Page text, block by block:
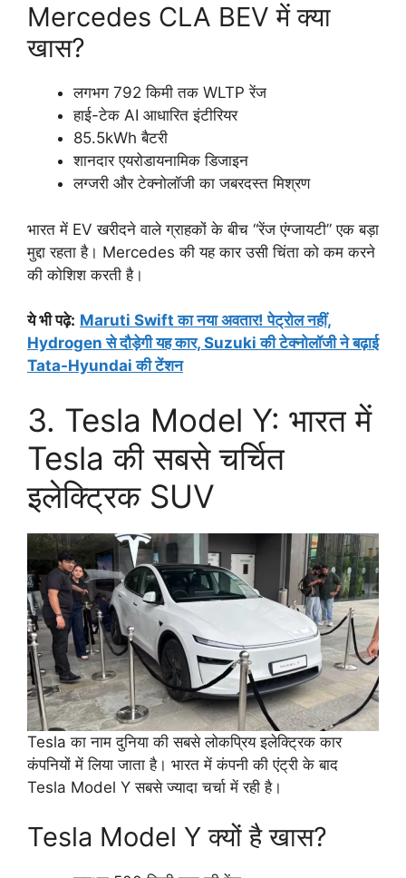
Mercedes CLA BEV में क्या
खास?
लगभग 792 किमी तक WLTP रेंज
हाई-टेक AI आधारित इंटीरियर
85.5kWh बैटरी
शानदार एयरोडायनामिक डिजाइन
लग्जरी और टेक्नोलॉजी का जबरदस्त मिश्रण
भारत में EV खरीदने वाले ग्राहकों के बीच “रेंज एंग्जायटी” एक बड़ा
मुद्दा रहता है। Mercedes की यह कार उसी चिंता को कम करने
की कोशिश करती है।
ये भी पढ़े: Maruti Swift का नया अवतार! पेट्रोल नहीं,
Hydrogen से दौड़ेगी यह कार, Suzuki की टेक्नोलॉजी ने बढ़ाई
Tata-Hyundai की टेंशन
3. Tesla Model Y: भारत में
Tesla की सबसे चर्चित
इलेक्ट्रिक SUV
Tesla का नाम दुनिया की सबसे लोकप्रिय इलेक्ट्रिक कार
कंपनियों में लिया जाता है। भारत में कंपनी की एंट्री के बाद
Tesla Model Y सबसे ज्यादा चर्चा में रही है।
Tesla Model Y क्यों है खास?